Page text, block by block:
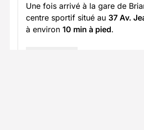
Une fois arrivé à la gare de
centre sportif situé au 37 Av.
à environ 10 min à pied.